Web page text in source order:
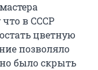
в СССР
цветную
позволяло
было скрыть